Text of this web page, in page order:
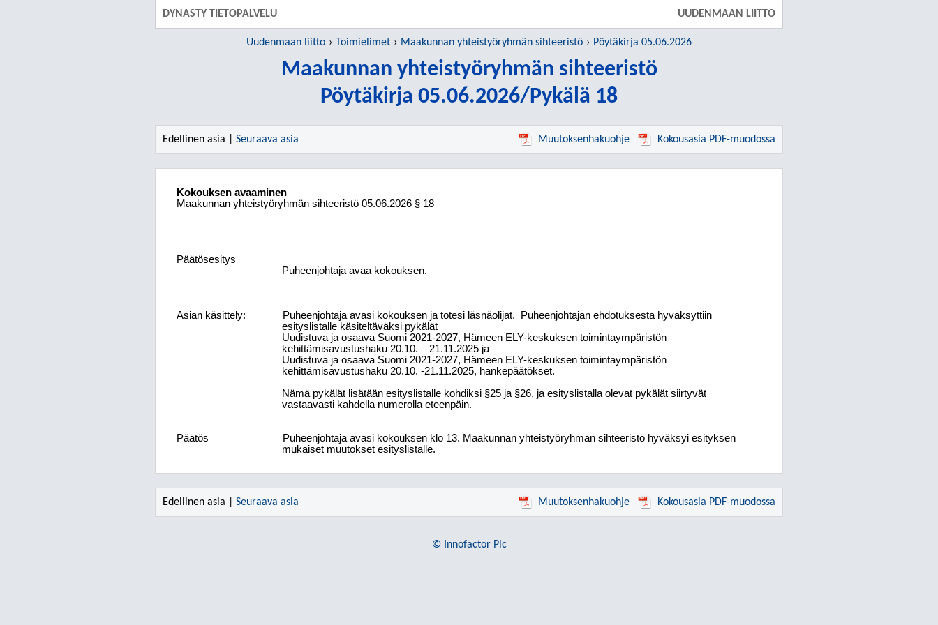
DYNASTY TIETOPALVELU UUDENMAAN LIITTO
Uudenmaan liitto Toimielimet Maakunnan yhteistyöryhmän sihteeristö Pöytäkirja 05.06.2026
Maakunnan yhteistyöryhmän sihteeristö
Pöytäkirja 05.06.2026/Pykälä 18
Edellinen asia | Seuraava asia Muutoksenhakuohje Kokousasia PDF-muodossa
Kokouksen avaaminen
Maakunnan yhteistyöryhmän sihteeristö 05.06.2026 § 18
Päätösesitys
Puheenjohtaja avaa kokouksen.
Asian käsittely: Puheenjohtaja avasi kokouksen ja totesi läsnäolijat.
Puheenjohtajan ehdotuksesta hyväksyttiin
esityslistalle käsiteltäväksi pykälät
Uudistuva ja osaava Suomi 2021-2027, Hämeen ELY-keskuksen toimintaympäristön
kehittämisavustushaku 20.10. – 21.11.2025 ja
Uudistuva ja osaava Suomi 2021-2027, Hämeen ELY-keskuksen toimintaympäristön
kehittämisavustushaku 20.10. -21.11.2025, hankepäätökset.
Nämä pykälät lisätään esityslistalle kohdiksi §25 ja §26, ja esityslistalla olevat pykälät siirtyvät
vastaavasti kahdella numerolla eteenpäin.
Päätös Puheenjohtaja avasi kokouksen klo 13. Maakunnan yhteistyöryhmän sihteeristö hyväksyi esityksen
mukaiset muutokset esityslistalle.
Edellinen asia | Seuraava asia Muutoksenhakuohje Kokousasia PDF-muodossa
© Innofactor Plc